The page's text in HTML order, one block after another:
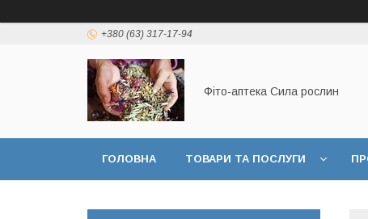
+380 (63) 317-17-94
Фіто-аптека Сила рослин
ГОЛОВНА ТОВАРИ ТА ПОСЛУГИ